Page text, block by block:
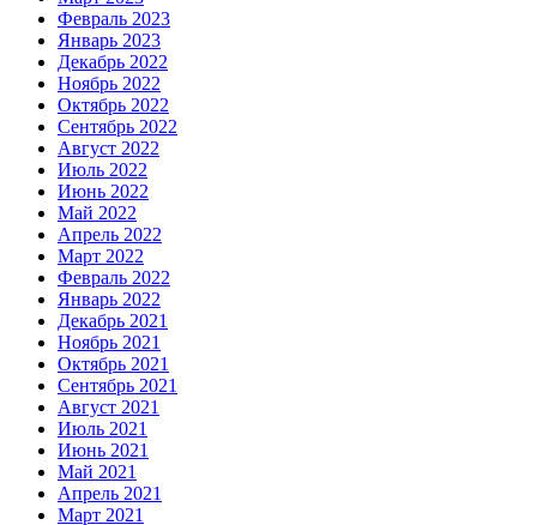
Февраль 2023
Январь 2023
Декабрь 2022
Ноябрь 2022
Октябрь 2022
Сентябрь 2022
Август 2022
Июль 2022
Июнь 2022
Май 2022
Апрель 2022
Март 2022
Февраль 2022
Январь 2022
Декабрь 2021
Ноябрь 2021
Октябрь 2021
Сентябрь 2021
Август 2021
Июль 2021
Июнь 2021
Май 2021
Апрель 2021
Март 2021